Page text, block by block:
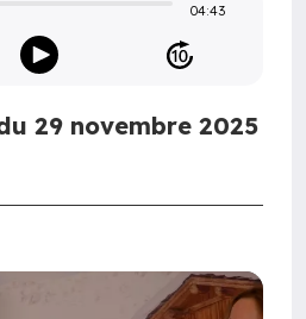
04:43
29 novembre 2025